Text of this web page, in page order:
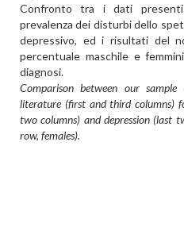
Confronto tra i dati
prevalenza dei disturbi dello
depressivo, ed i risultati del
percentuale maschile e
diagnosi.
Comparison between our
literature (first and third columns)
two columns) and depression (last
row, females).